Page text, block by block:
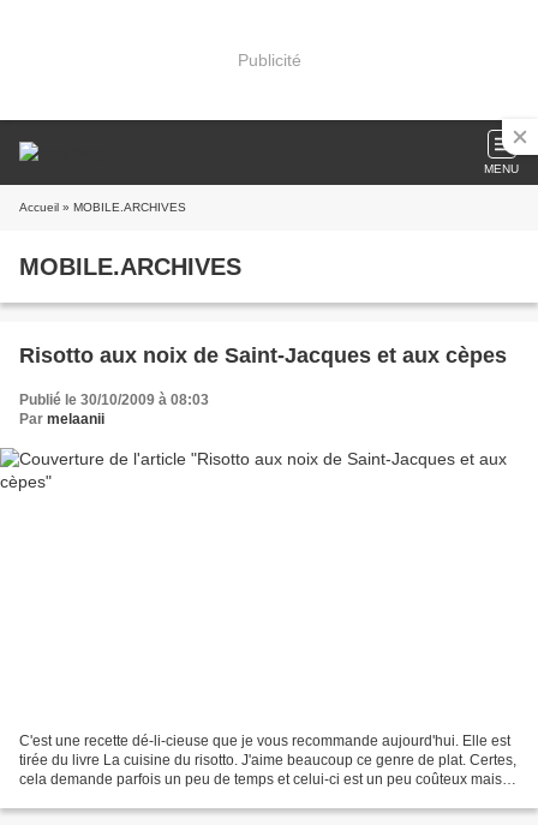
Publicité
MENU
Accueil » MOBILE.ARCHIVES
MOBILE.ARCHIVES
Risotto aux noix de Saint-Jacques et aux cèpes
Publié le 30/10/2009 à 08:03
Par melaanii
C'est une recette dé-li-cieuse que je vous recommande aujourd'hui. Elle est
tirée du livre La cuisine du risotto. J'aime beaucoup ce genre de plat. Certes,
cela demande parfois un peu de temps et celui-ci est un peu coûteux mais